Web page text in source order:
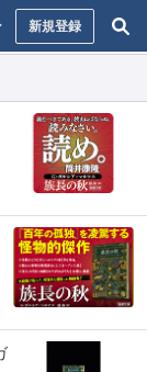
新規登録